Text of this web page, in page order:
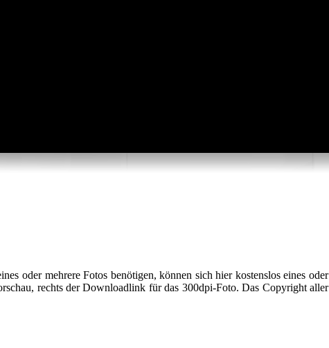
oder mehrere Fotos benötigen, können sich hier kostenslos eines oder
rechts der Downloadlink für das 300dpi-Foto. Das Copyright aller